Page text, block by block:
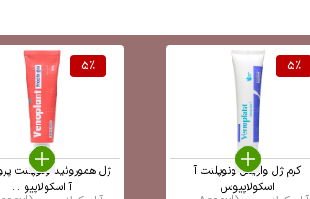
5%
کرم ژل واریس ونوپلنت آ
اسکولاپیوس
5%
ژل هموروئید ونوپلنت
آ اسکولاپیو ...